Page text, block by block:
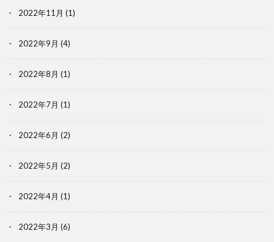
2022年11月 (1)
2022年9月 (4)
2022年8月 (1)
2022年7月 (1)
2022年6月 (2)
2022年5月 (2)
2022年4月 (1)
2022年3月 (6)